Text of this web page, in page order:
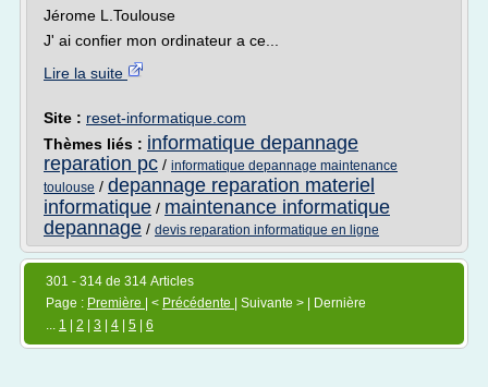
Jérome L.Toulouse
J' ai confier mon ordinateur a ce...
Lire la suite
Site : reset-informatique.com
Thèmes liés : informatique depannage
reparation pc / informatique depannage maintenance
toulouse / depannage reparation materiel
informatique / maintenance informatique
depannage / devis reparation informatique en ligne
301 - 314 de 314 Articles
Page : Première | < Précédente
| Suivante > | Dernière
... 1 2 3 4 5 6